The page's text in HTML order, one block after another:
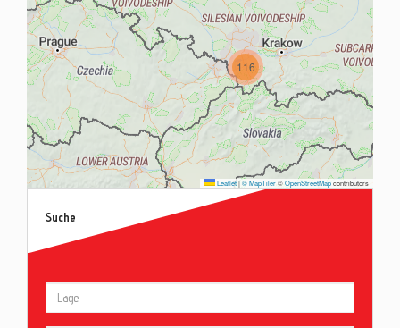
116
Leaflet|© MapTiler©OpenStreetMapcontributors
Suche